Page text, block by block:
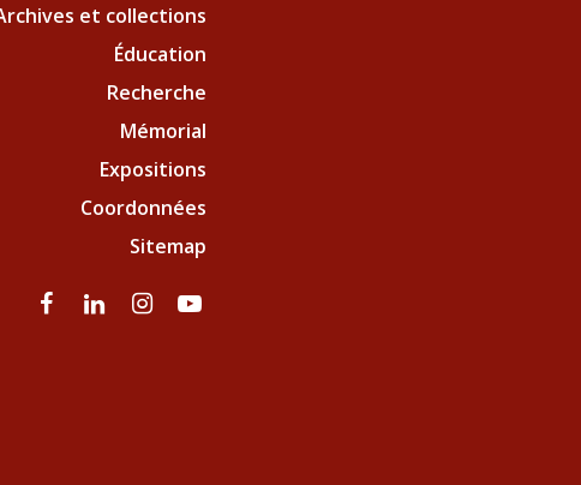
et collections
Éducation
Recherche
Mémorial
Expositions
Coordonnées
Sitemap